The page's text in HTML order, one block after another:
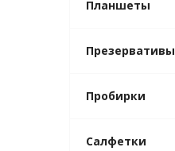
Планшеты
Презервативы
Пробирки
Салфетки